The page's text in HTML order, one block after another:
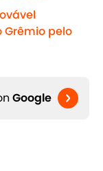
pelo
Google